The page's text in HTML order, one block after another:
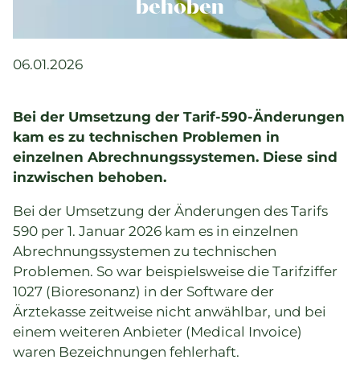
Bildung
Karriere & Jobs
Aktuelles
Suchverzeichnisse
behoben
06.01.2026
Bei der Umsetzung der Tarif-590-Änderungen
kam es zu technischen Problemen in
einzelnen Abrechnungssystemen. Diese sind
inzwischen behoben.
Bei der Umsetzung der Änderungen des Tarifs
590 per 1. Januar 2026 kam es in einzelnen
Abrechnungssystemen zu technischen
Problemen. So war beispielsweise die Tarifziffer
1027 (Bioresonanz) in der Software der
Ärztekasse zeitweise nicht anwählbar, und bei
einem weiteren Anbieter (Medical Invoice)
waren Bezeichnungen fehlerhaft.